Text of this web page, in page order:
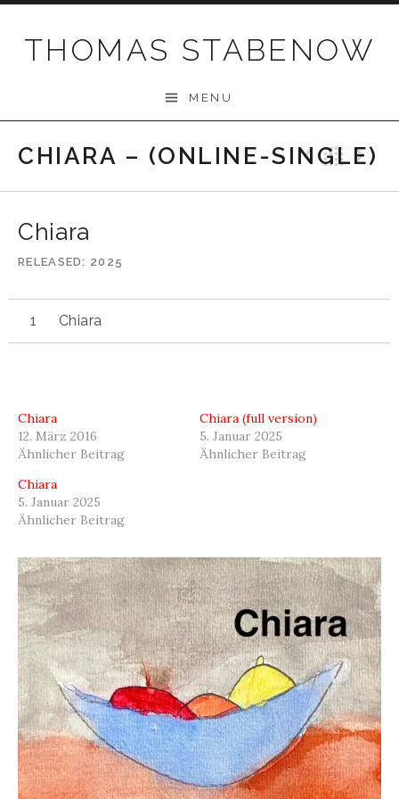
THOMAS STABENOW
MENU
CHIARA – (ONLINE-SINGLE)
Chiara
RELEASED 2025
Chiara
Chiara
12. März 2016
Ähnlicher Beitrag
Chiara (full version)
5. Januar 2025
Ähnlicher Beitrag
Chiara
5. Januar 2025
Ähnlicher Beitrag